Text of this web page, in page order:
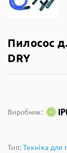
Пилосос
DRY
Виробник:
Тип: Техніка для